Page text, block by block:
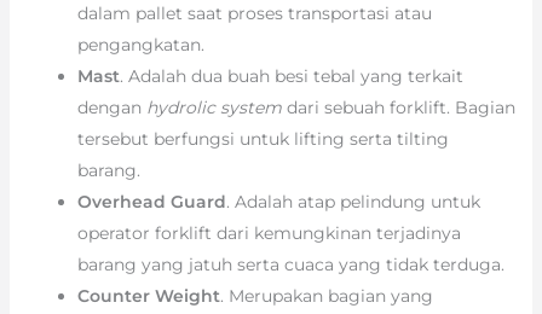
dalam pallet saat proses transportasi atau
pengangkatan.
Mast. Adalah dua buah besi tebal yang terkait
dengan hydrolic systemdari sebuah forklift. Bagian
tersebut berfungsi untuk lifting serta tilting
barang.
Overhead Guard. Adalah atap pelindung untuk
operator forklift dari kemungkinan terjadinya
barang yang jatuh serta cuaca yang tidak terduga.
Counter Weight. Merupakan bagian yang